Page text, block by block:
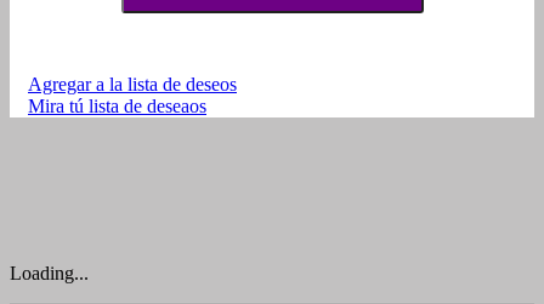
Agregar a la lista de deseos
Mira tú lista de deseaos
Loading...